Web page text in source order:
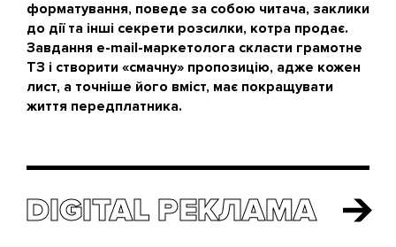
форматування, поведе за собою читача, заклики
до дії та інші секрети розсилки, котра продає.
Завдання e-mail-маркетолога скласти грамотне
ТЗ і створити «смачну» пропозицію, адже кожен
лист, а точніше його вміст, має покращувати
життя передплатника.
DIGITAL РЕКЛАМА
DIGITAL РЕКЛАМА